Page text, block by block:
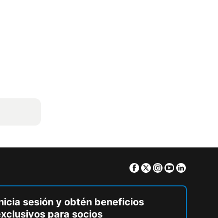
Facebook
TwitterInstagram
Youtube
sesión y obtén beneficios
para socios